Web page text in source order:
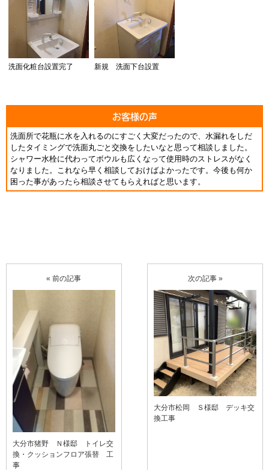
洗面化粧台設置完了 新規 洗面下台設置
お客様の声
洗面所で花瓶に水を入れるのにすごく大変だったので、水漏れをしだ
したタイミングで洗面丸ごと交換をしたいなと思って相談しました。
シャワー水栓に代わってボウルも広くなって使用時のストレスがなく
なりました。これなら早く相談しておけばよかったです。今後も何か
困った事があったら相談させてもらえればと思います。
« 前の記事
大分市猪野 Ｎ様邸 トイレ交
換・クッションフロア張替 工
事
次の記事 »
大分市松岡 Ｓ様邸 デッキ交
換工事